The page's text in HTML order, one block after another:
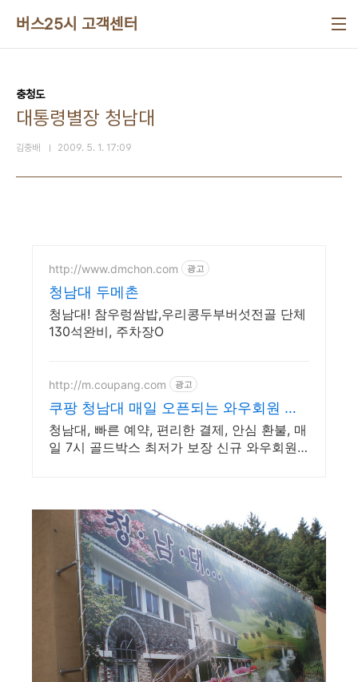
버스25시 고객센터
충청도
대통령별장 청남대
김중배 2009. 5. 1. 17:09
http://www.dmchon.com 광고
청남대 두메촌
청남대! 참우렁쌈밥,우리콩두부버섯전골 단체
130석완비, 주차장O
http://m.coupang.com 광고
쿠팡 청남대 매일 오픈되는 와우회원 특
가
청남대, 빠른 예약, 편리한 결제, 안심 환불, 매
일 7시 골드박스 최저가 보장 신규 와우회원